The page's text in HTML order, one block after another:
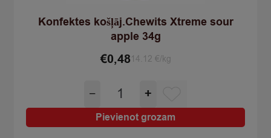
Konfektes košļāj.Chewits Xtreme sour
apple 34g
€0,48 14.12 €/kg
−
Konfektes
košļāj.Chewits
Xtreme
sour
+
Pievienot grozam